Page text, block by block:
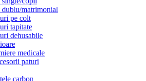
dublu/matrimonial
pe colt
tapitate
dehusabile
medicale
paturi
carbon